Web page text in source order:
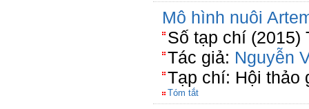
Mô hình nuôi
Số tạp chí (2015)
Tác giả: Nguyễn
Tạp chí: Hội thảo
Tóm tắt